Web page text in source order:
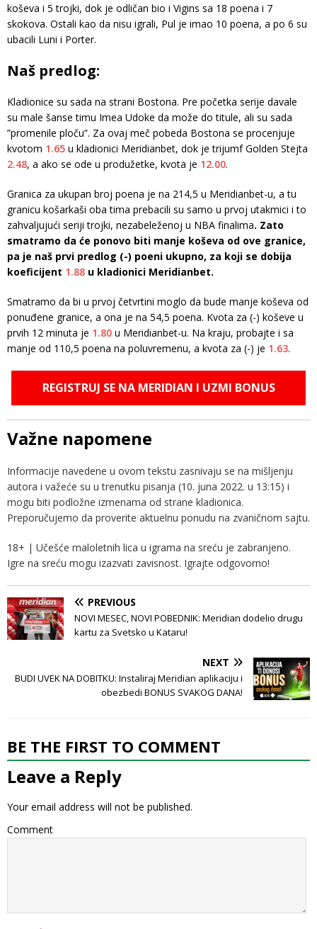
koševa i 5 trojki, dok je odličan bio i Vigins sa 18 poena i 7
skokova. Ostali kao da nisu igrali, Pul je imao 10 poena, a po 6 su
ubacili Luni i Porter.
Naš predlog:
Kladionice su sada na strani Bostona. Pre početka serije davale
su male šanse timu Imea Udoke da može do titule, ali su sada
”promenile ploču”. Za ovaj meč pobeda Bostona se procenjuje
kvotom 1.65 u kladionici Meridianbet, dok je trijumf Golden Stejta
2.48, a ako se ode u produžetke, kvota je 12.00.
Granica za ukupan broj poena je na 214,5 u Meridianbet-u, a tu
granicu košarkaši oba tima prebacili su samo u prvoj utakmici i to
zahvaljujući seriji trojki, nezabeleženoj u NBA finalima. Zato
smatramo da će ponovo biti manje koševa od ove granice,
pa je naš prvi predlog (-) poeni ukupno, za koji se dobija
koeficijent 1.88 u kladionici Meridianbet.
Smatramo da bi u prvoj četvrtini moglo da bude manje koševa od
ponuđene granice, a ona je na 54,5 poena. Kvota za (-) koševe u
prvih 12 minuta je 1.80 u Meridianbet-u. Na kraju, probajte i sa
manje od 110,5 poena na poluvremenu, a kvota za (-) je 1.63.
REGISTRUJ SE NA MERIDIAN I UZMI BONUS
Važne napomene
Informacije navedene u ovom tekstu zasnivaju se na mišljenju
autora i važeće su u trenutku pisanja (10. juna 2022. u 13:15) i
mogu biti podložne izmenama od strane kladionica.
Preporučujemo da proverite aktuelnu ponudu na zvaničnom sajtu.
18+ | Učešće maloletnih lica u igrama na sreću je zabranjeno.
Igre na sreću mogu izazvati zavisnost. Igrajte odgovorno!
PREVIOUS
NOVI MESEC, NOVI POBEDNIK: Meridian dodelio drugu
kartu za Svetsko u Kataru!
NEXT
BUDI UVEK NA DOBITKU: Instaliraj Meridian aplikaciju i
obezbedi BONUS SVAKOG DANA!
BE THE FIRST TO COMMENT
Leave a Reply
Your email address will not be published.
Comment